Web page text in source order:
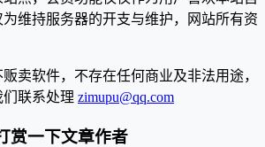
维持服务器的开支与维护，网站所有资
卖软件，不存在任何商业及非法用途，
联系处理 zimupu@qq.com
赏一下文章作者